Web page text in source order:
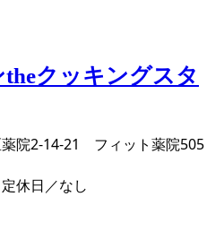
院2-14-21 フィット薬院505
休日／なし